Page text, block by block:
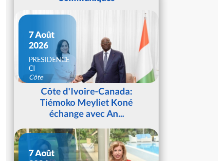
7 Août
2026
PRESIDENCE
CI
Côte
d'IvoireCôte d'Ivoire-Canada:
Tiémoko Meyliet Koné
échange avec An...
7 Août